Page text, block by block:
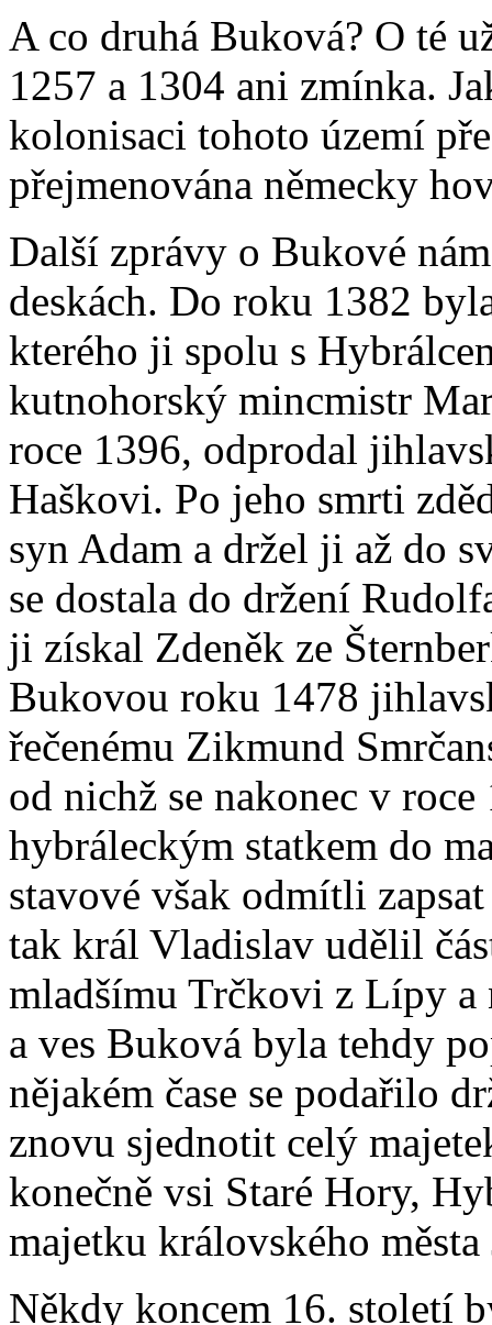
A co druhá Buková? O té
1257 a 1304 ani zmínka.
kolonisaci tohoto území
přejmenována německy
Další zprávy o Bukové
deskách. Do roku 1382
kterého ji spolu s
kutnohorský mincmistr
roce 1396, odprodal
Haškovi. Po jeho smrti
syn Adam a držel ji až do
se dostala do držení
ji získal Zdeněk ze
Bukovou roku 1478
řečenému Zikmund
od nichž se nakonec v
hybráleckým statkem do
stavové však odmítli
tak král Vladislav udělil
mladšímu Trčkovi z Lípy a
a ves Buková byla tehdy
nějakém čase se podařilo
znovu sjednotit celý
konečně vsi Staré Hory,
majetku královského
Někdy koncem 16. století